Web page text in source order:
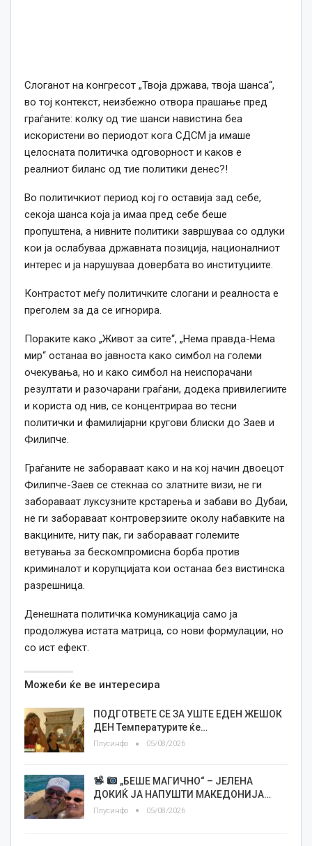
Слоганот на конгресот „Твоја држава, твоја шанса“,
во тој контекст, неизбежно отвора прашање пред
граѓаните: колку од тие шанси навистина беа
искористени во периодот кога СДСМ ја имаше
целосната политичка одговорност и каков е
реалниот биланс од тие политики денес?!
Во политичкиот период кој го оставија зад себе,
секоја шанса која ја имаа пред себе беше
пропуштена, а нивните политики завршуваа со одлуки
кои ја ослабуваа државната позиција, националниот
интерес и ја нарушуваа довербата во институциите.
Контрастот меѓу политичките слогани и реалноста е
преголем за да се игнорира.
Пораките како „Живот за сите“, „Нема правда-Нема
мир“ останаа во јавноста како симбол на големи
очекувања, но и како симбол на неиспорачани
резултати и разочарани граѓани, додека привилегиите
и користа од нив, се концентрираа во тесни
политички и фамилијарни кругови блиски до Заев и
Филипче.
Граѓаните не забораваат како и на кој начин двоецот
Филипче-Заев се стекнаа со златните визи, не ги
забораваат луксузните крстарења и забави во Дубаи,
не ги забораваат контроверзиите околу набавките на
вакцините, ниту пак, ги забораваат големите
ветувања за бескомпромисна борба против
криминалот и корупцијата кои останаа без вистинска
разрешница.
Денешната политичка комуникација само ја
продолжува истата матрица, со нови формулации, но
со ист ефект.
Можеби ќе ве интересира
ПОДГОТВЕТЕ СЕ ЗА УШТЕ ЕДЕН ЖЕШОК
ДЕН Температурите ќе…
Плусинфо 05/08/2026
„БЕШЕ МАГИЧНО“ – ЈЕЛЕНА
ДОКИЌ ЈА НАПУШТИ МАКЕДОНИЈА…
Плусинфо 05/08/2026